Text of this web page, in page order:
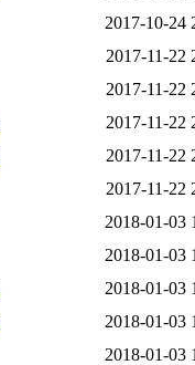
2017-10-24
2017-11-22
2017-11-22
2017-11-22
2017-11-22
2017-11-22
2018-01-03
2018-01-03
2018-01-03
2018-01-03
2018-01-03